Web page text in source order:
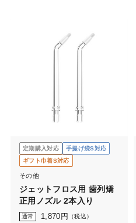
定期購入対応
手提げ袋S対応
ギフト巾着S対応
その他
ジェットフロス用 歯列矯
正用ノズル 2本入り
通常 1,870 円 （税込）